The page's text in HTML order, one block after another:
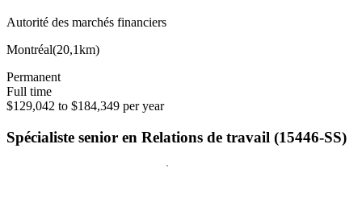
Autorité des marchés financiers
Montréal(20,1km)
Permanent
Full time
$129,042 to $184,349 per year
Spécialiste senior en Relations de travail (15446-SS)